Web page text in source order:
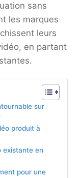
sans
les marques
leurs
en partant
sur
produit à
existante en
pour une